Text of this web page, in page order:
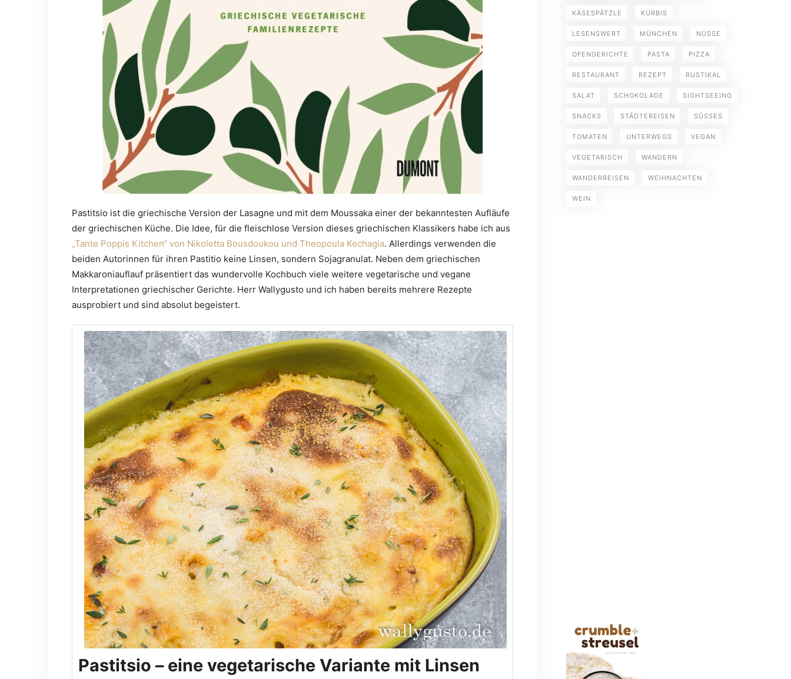
Pastitsio ist die griechische Version der Lasagne und mit dem Moussaka einer der bekanntesten Aufläufe
der griechischen Küche. Die Idee, für die fleischlose Version dieses griechischen Klassikers habe ich aus
„Tante Poppis Kitchen“ von Nikoletta Bousdoukou und Theopoula Kechagia. Allerdings verwenden die
beiden Autorinnen für ihren Pastitio keine Linsen, sondern Sojagranulat. Neben dem griechischen
Makkaroniauflauf präsentiert das wundervolle Kochbuch viele weitere vegetarische und vegane
Interpretationen griechischer Gerichte. Herr Wallygusto und ich haben bereits mehrere Rezepte
ausprobiert und sind absolut begeistert.
Pastitsio – eine vegetarische Variante mit Linsen
KÄSESPÄTZLE KÜRBIS
LESENSWERT MÜNCHEN NÜSSE
OFENGERICHTE PASTA PIZZA
RESTAURANT REZEPT RUSTIKAL
SALAT SCHOKOLADE SIGHTSEEING
SNACKS STÄDTEREISEN SÜSSES
TOMATEN UNTERWEGS VEGAN
VEGETARISCH WANDERN
WANDERREISEN WEIHNACHTEN
WEIN